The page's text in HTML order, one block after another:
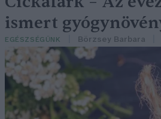
ismert
EGÉSZSÉGÜNK Börzsey Barbara